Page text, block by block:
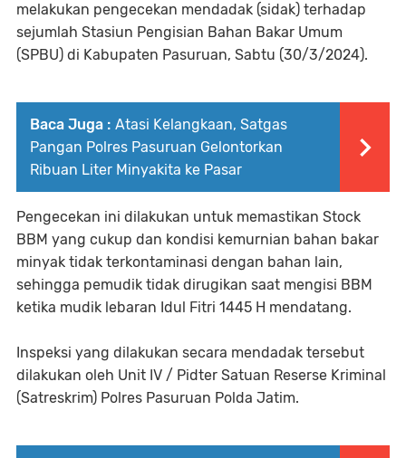
melakukan pengecekan mendadak (sidak) terhadap
sejumlah Stasiun Pengisian Bahan Bakar Umum
(SPBU) di Kabupaten Pasuruan, Sabtu (30/3/2024).
Baca Juga : Atasi Kelangkaan, Satgas
Pangan Polres Pasuruan Gelontorkan
Ribuan Liter Minyakita ke Pasar
Pengecekan ini dilakukan untuk memastikan Stock
BBM yang cukup dan kondisi kemurnian bahan bakar
minyak tidak terkontaminasi dengan bahan lain,
sehingga pemudik tidak dirugikan saat mengisi BBM
ketika mudik lebaran Idul Fitri 1445 H mendatang.
Inspeksi yang dilakukan secara mendadak tersebut
dilakukan oleh Unit IV / Pidter Satuan Reserse Kriminal
(Satreskrim) Polres Pasuruan Polda Jatim.